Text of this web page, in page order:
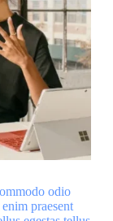
odio
praesent